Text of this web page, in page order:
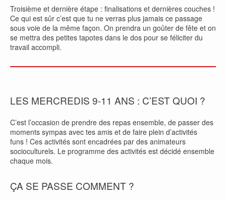
Troisième et dernière étape : finalisations et dernières couches !
Ce qui est sûr c’est que tu ne verras plus jamais ce passage
sous voie de la même façon. On prendra un goûter de fête et on
se mettra des petites tapotes dans le dos pour se féliciter du
travail accompli.
LES MERCREDIS 9-11 ANS : C’EST QUOI ?
C’est l’occasion de prendre des repas ensemble, de passer des
moments sympas avec tes amis et de faire plein d’activités
funs ! Ces activités sont encadrées par des animateurs
socioculturels. Le programme des activités est décidé ensemble
chaque mois.
ÇA SE PASSE COMMENT ?